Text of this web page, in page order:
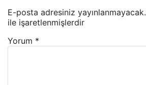
E-posta adresiniz yayınlanmayacak.
ile işaretlenmişlerdir
Yorum *